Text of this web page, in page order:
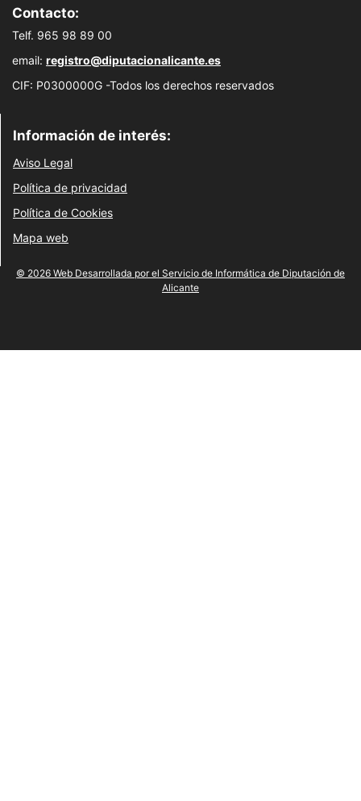
Contacto:
Telf. 965 98 89 00
email: registro@diputacionalicante.es
CIF: P0300000G -Todos los derechos reservados
Información de interés:
Aviso Legal
Política de privacidad
Política de Cookies
Mapa web
© 2026 Web Desarrollada por el Servicio de Informática de Diputación de
Alicante